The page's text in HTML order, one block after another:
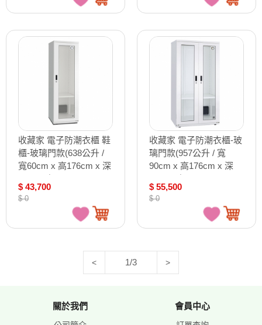
收藏家 電子防潮衣櫃 鞋
櫃-玻璃門款(638公升 /
寬60cm x 高176cm x 深
$ 43,700
$ 0
收藏家 電子防潮衣櫃-玻
璃門款(957公升 / 寬
90cm x 高176cm x 深
$ 55,500
$ 0
< 1/3 >
關於我們 會員中心